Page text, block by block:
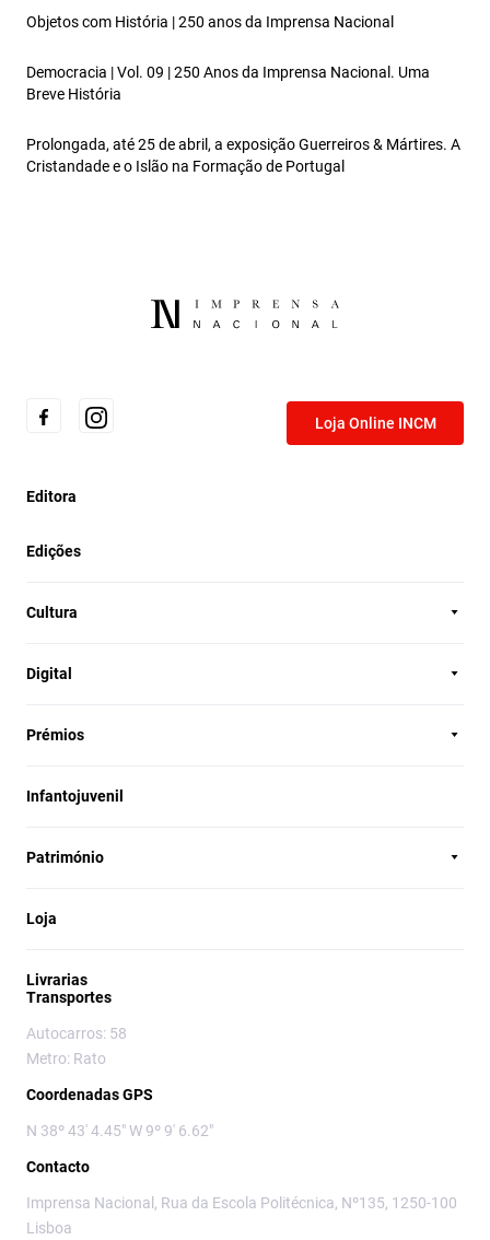
Objetos com História | 250 anos da Imprensa Nacional
Democracia | Vol. 09 | 250 Anos da Imprensa Nacional. Uma
Breve História
Prolongada, até 25 de abril, a exposição Guerreiros & Mártires. A
Cristandade e o Islão na Formação de Portugal
Loja Online INCM
Editora
Edições
Cultura
Digital
Prémios
Infantojuvenil
Património
Loja
Livrarias
Transportes
Autocarros: 58
Metro: Rato
Coordenadas GPS
N 38º 43' 4.45" W 9º 9' 6.62"
Contacto
Imprensa Nacional, Rua da Escola Politécnica, Nº135, 1250-100
Lisboa